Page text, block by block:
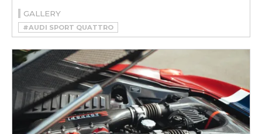
GALLERY
#AUDI SPORT QUATTRO
#HSR MANUFAKTUR
#RESTOMOD